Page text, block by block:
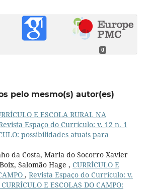
0
pelo mesmo(s) autor(es)
E ESCOLA RURAL NA
Espaço do Currículo: v. 12 n. 1
possibilidades atuais para
da Costa, Maria do Socorro Xavier
Salomão Hage , CURRÍCULO E
, Revista Espaço do Currículo: v.
E ESCOLAS DO CAMPO: